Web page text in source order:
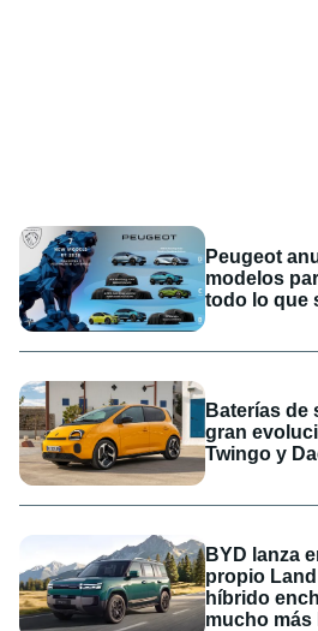
Peugeot
modelos
todo lo que
Baterías de
gran
Twingo y
BYD lanza
propio
híbrido
mucho más